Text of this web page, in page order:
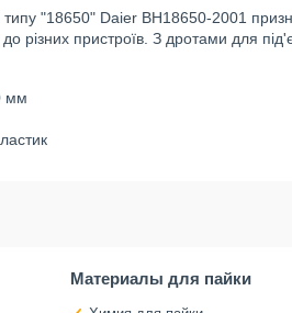
"18650" Daier BH18650-2001
різних пристроїв. З дротами для
мм
Материалы для пайки